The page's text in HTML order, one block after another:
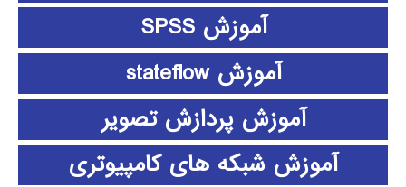
آموزش SPSS
آموزش stateflow
آموزش پردازش تصویر
آموزش شبکه های کامپیوتری